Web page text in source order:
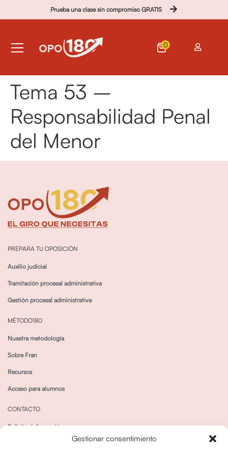
Gestionar consentimiento
Prueba una clase sin compromiso GRATIS
0
Tema 53 –
Responsabilidad Penal
del Menor
PREPARA TU OPOSICIÓN
Auxilio judicial
Tramitación procesal administrativa
Gestión procesal administrativa
MÉTODO180
Nuestra metodología
Sobre Fran
Recursos
Acceso para alumnos
CONTACTO
Solicitar información